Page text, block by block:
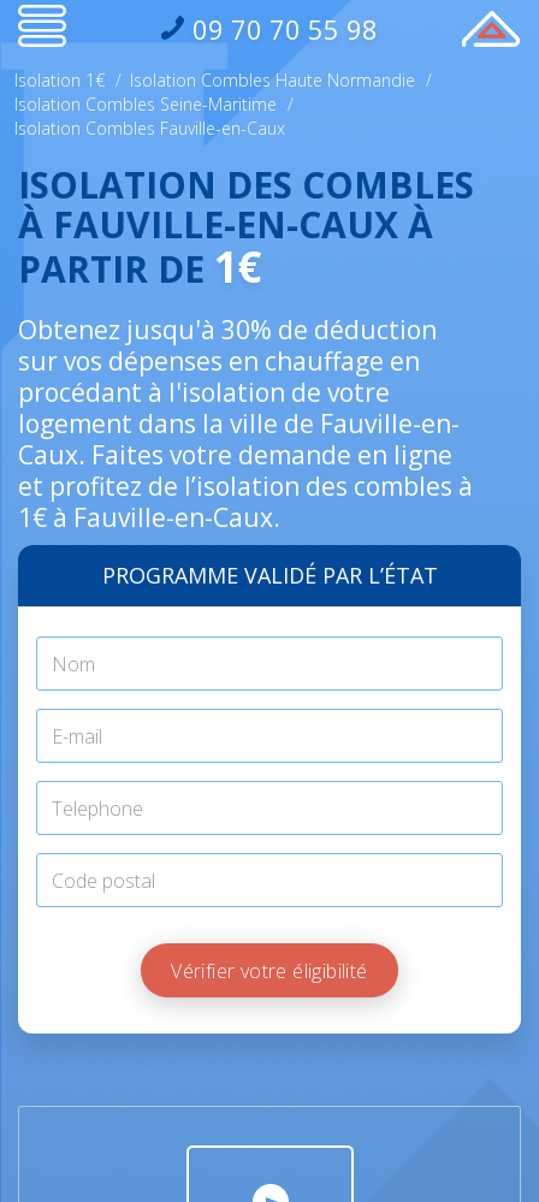
09 70 70 55 98
Isolation 1€ / Isolation Combles Haute Normandie /
Isolation Combles Seine-Maritime /
Isolation Combles Fauville-en-Caux
ISOLATION DES COMBLES
À FAUVILLE-EN-CAUX À
PARTIR DE 1€
Obtenez jusqu'à 30% de déduction
sur vos dépenses en chauffage en
procédant à l'isolation de votre
logement dans la ville de Fauville-en-
Caux. Faites votre demande en ligne
et profitez de l’isolation des combles à
1€ à Fauville-en-Caux.
PROGRAMME VALIDÉ PAR L’ÉTAT
Vérifier votre éligibilité